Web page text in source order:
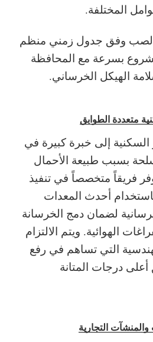
المختلفة.
الصب وفق جدول زمني منظم
بسرعة مع المحافظة
الهيكل الخرساني.
متعددة الطوابق
السكنية إلى خبرة كبيرة في
بسبب طبيعة الأحمال
فريقاً متخصصاً في تنفيذ
أحدث المعدات
لضمان دمج الخرسانة
الهوائية. ويتم الالتزام
التي تساهم في رفع
درجات المتانة
التجارية